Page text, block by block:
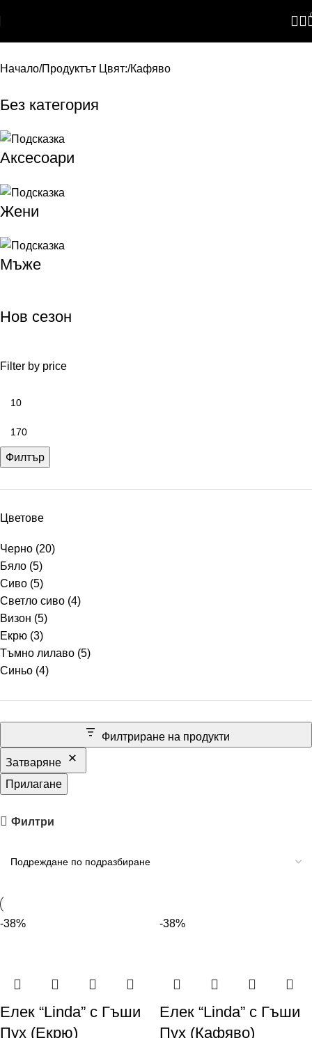
Skip to navigation
Начало Продуктът Цвят: Кафяво
Без категория
Аксесоари
Жени
Мъже
Нов сезон
Filter by price
Филтър
Цветове
Черно (20)
Бяло (5)
Сиво (5)
Светло сиво (4)
Визон (5)
Екрю (3)
Тъмно лилаво (5)
Синьо (4)
Филтриране на продукти
Затваряне
Прилагане
Филтри
-38%
Eлек “Linda” с Гъши
Пух (Екрю)
-38%
Елек “Linda” с Гъши
Пух (Кафяво)